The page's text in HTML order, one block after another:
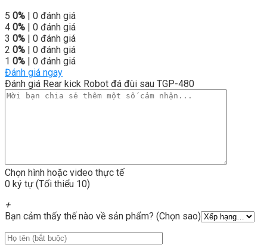
5 0% | 0 đánh giá
4 0% | 0 đánh giá
3 0% | 0 đánh giá
2 0% | 0 đánh giá
1 0% | 0 đánh giá
Đánh giá ngay
Đánh giá Rear kick Robot đá đùi sau TGP-480
Chọn hình hoặc video thực tế
0 ký tự (Tối thiểu 10)
+
Bạn cảm thấy thế nào về sản phẩm? (Chọn sao)